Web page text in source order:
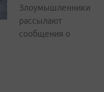
Злоумышленники
рассылают
сообщения о